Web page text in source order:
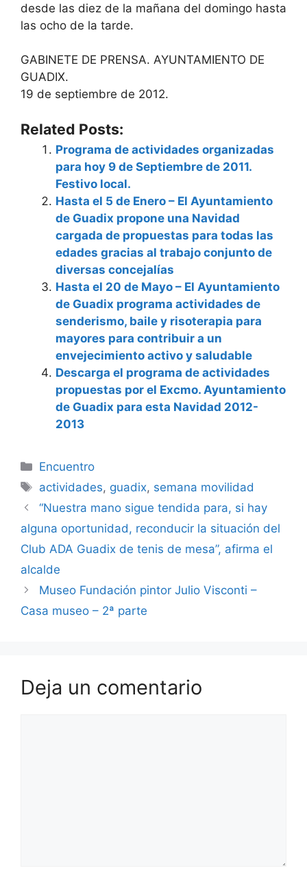
desde las diez de la mañana del domingo hasta
las ocho de la tarde.
GABINETE DE PRENSA. AYUNTAMIENTO DE
GUADIX.
19 de septiembre de 2012.
Related Posts:
Programa de actividades organizadas
para hoy 9 de Septiembre de 2011.
Festivo local.
Hasta el 5 de Enero – El Ayuntamiento
de Guadix propone una Navidad
cargada de propuestas para todas las
edades gracias al trabajo conjunto de
diversas concejalías
Hasta el 20 de Mayo – El Ayuntamiento
de Guadix programa actividades de
senderismo, baile y risoterapia para
mayores para contribuir a un
envejecimiento activo y saludable
Descarga el programa de actividades
propuestas por el Excmo. Ayuntamiento
de Guadix para esta Navidad 2012-
2013
Categorías
Encuentro
Etiquetas
actividades, guadix, semana movilidad
“Nuestra mano sigue tendida para, si hay
alguna oportunidad, reconducir la situación del
Club ADA Guadix de tenis de mesa”, afirma el
alcalde
Museo Fundación pintor Julio Visconti –
Casa museo – 2ª parte
Deja un comentario